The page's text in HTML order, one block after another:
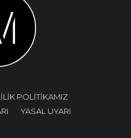
POLİTİKAMIZ
YASAL UYARI